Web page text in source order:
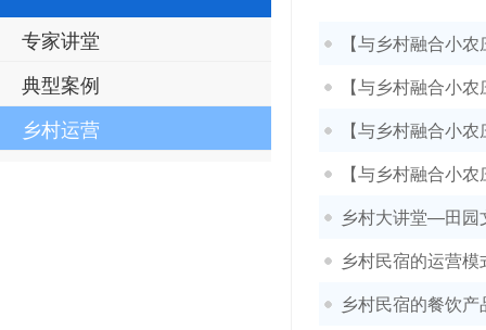
专家讲堂
典型案例
乡村运营
【与乡村融合小
【与乡村融合小
【与乡村融合小
【与乡村融合小
乡村大讲堂—田园
乡村民宿的运营模
乡村民宿的餐饮产